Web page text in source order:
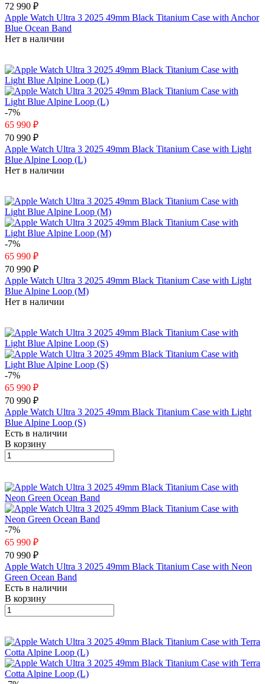
72 990 ₽
Apple Watch Ultra 3 2025 49mm Black Titanium Case with Anchor
Blue Ocean Band
Нет в наличии
-7%
65 990 ₽
70 990 ₽
Apple Watch Ultra 3 2025 49mm Black Titanium Case with Light
Blue Alpine Loop (L)
Нет в наличии
-7%
65 990 ₽
70 990 ₽
Apple Watch Ultra 3 2025 49mm Black Titanium Case with Light
Blue Alpine Loop (M)
Нет в наличии
-7%
65 990 ₽
70 990 ₽
Apple Watch Ultra 3 2025 49mm Black Titanium Case with Light
Blue Alpine Loop (S)
Есть в наличии
В корзину
-7%
65 990 ₽
70 990 ₽
Apple Watch Ultra 3 2025 49mm Black Titanium Case with Neon
Green Ocean Band
Есть в наличии
В корзину